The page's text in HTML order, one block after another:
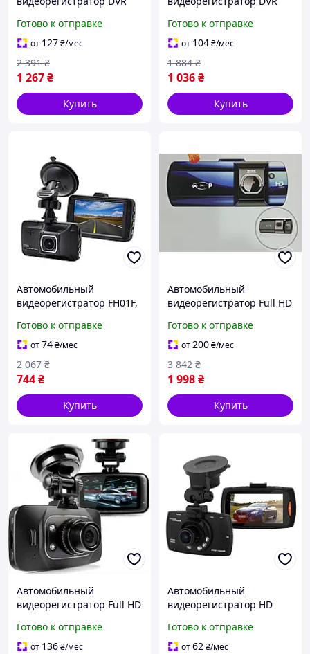
авторегистратор,
регистратор авто
Готово к отправке
от 127₴/мес
1 267₴
2 391 ₴
Купить
регистратор авто
Готово к отправке
от 104₴/мес
1 036₴
1 884 ₴
Купить
Автомобильный
видеорегистратор FH01F,
регистратор авто
Готово к отправке
от74₴/мес
744₴
2 067 ₴
Купить
Автомобильный
видеорегистратор Full HD
авторегистратор,
регистратор авто
Готово к отправке
от200₴/мес
1 998₴
3 842 ₴
Купить
Автомобильный
видеорегистратор Full HD
авторегистратор,
регистратор авто
Готово к отправке
от 136₴/мес
Автомобильный
видеорегистратор HD
регистратор авто
Готово к отправке
от62₴/мес